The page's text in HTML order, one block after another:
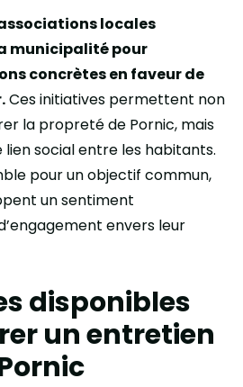
locales
municipalité pour
concrètes en faveur de
Ces initiatives permettent non
la propreté de Pornic, mais
social entre les habitants.
pour un objectif commun,
un sentiment
envers leur
disponibles
un entretien